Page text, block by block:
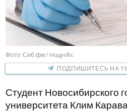
Фото: Сиб.фм / Magnific
ПОДПИШИТЕСЬ НА
Студент Новосибирского
университета Клим